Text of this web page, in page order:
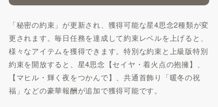
「秘密の約束」が更新され、獲得可能な星4思念2種類が変
更されます。毎日任務を達成して約束レベルを上げると、
様々なアイテムを獲得できます。特別な約束と上級版特別
約束を開放すると、星4思念【セイヤ・着火点の抱擁】、
【マヒル・輝く夜をつかんで】、共通首飾り「暖冬の祝
福」などの豪華報酬が追加で獲得可能です。